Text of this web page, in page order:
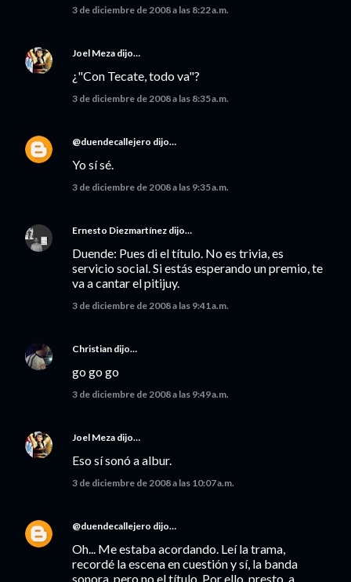
3 de diciembre de 2008 a las 8:22 a.m.
Joel Meza dijo…
¿"Con Tecate, todo va"?
3 de diciembre de 2008 a las 8:35 a.m.
@duendecallejero dijo…
Yo sí sé.
3 de diciembre de 2008 a las 9:35 a.m.
Ernesto Diezmartínez dijo…
Duende: Pues di el título. No es trivia, es
servicio social. Si estás esperando un premio, te
va a cantar el pitijuy.
3 de diciembre de 2008 a las 9:41 a.m.
Christian dijo…
go go go
3 de diciembre de 2008 a las 9:49 a.m.
Joel Meza dijo…
Eso sí sonó a albur.
3 de diciembre de 2008 a las 10:07 a.m.
@duendecallejero dijo…
Oh... Me estaba acordando. Leí la trama,
recordé la escena en cuestión y sí, la banda
sonora, pero no el título. Por ello, presto, a